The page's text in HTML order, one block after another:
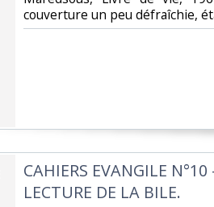
couverture un peu défraîchie,
‎CAHIERS EVANGILE
LECTURE DE LA BILE.‎